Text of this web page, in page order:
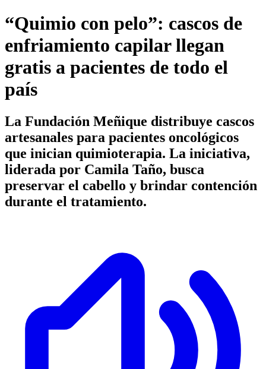
“Quimio con pelo”: cascos de
enfriamiento capilar llegan
gratis a pacientes de todo el
país
La Fundación Meñique distribuye cascos
artesanales para pacientes oncológicos
que inician quimioterapia. La iniciativa,
liderada por Camila Taño, busca
preservar el cabello y brindar contención
durante el tratamiento.